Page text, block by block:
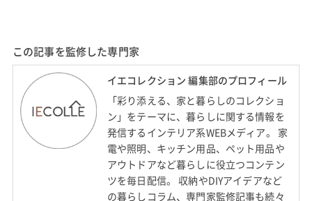
この記事を監修した専門家
イエコレクション 編集部のプロフィール
「彩り添える、家と暮らしのコレクショ
ン」をテーマに、暮らしに関する情報を
発信するインテリア系WEBメディア。 家
電や照明、キッチン用品、ペット用品や
アウトドアなど暮らしに役立つコンテン
ツを毎日配信。 収納やDIYアイデアなど
の暮らしコラム、専門家監修記事も続々